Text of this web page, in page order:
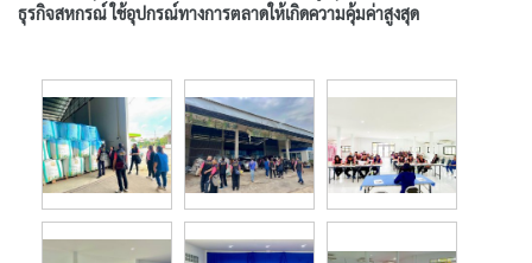
ธุรกิจสหกรณ์ ใช้อุปกรณ์ทางการตลาดให้เกิดความคุ้มค่าสูงสุด